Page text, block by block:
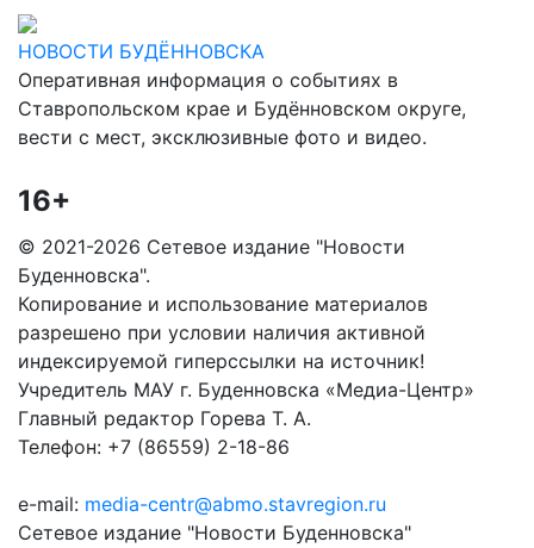
НОВОСТИ БУДЁННОВСКА
Оперативная информация о событиях в
Ставропольском крае и Будённовском округе,
вести с мест, эксклюзивные фото и видео.
16+
© 2021-2026 Сетевое издание "Новости
Буденновска".
Копирование и использование материалов
разрешено при условии наличия активной
индексируемой гиперссылки на источник!
Учредитель МАУ г. Буденновска «Медиа-Центр»
Главный редактор Горева Т. А.
Телефон: +7 (86559) 2-18-86
e-mail: media-centr@abmo.stavregion.ru
Сетевое издание "Новости Буденновска"